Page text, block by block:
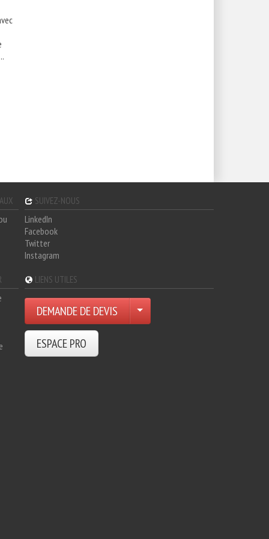
SUIVEZ-NOUS
LinkedIn
Facebook
Twitter
Instagram
LIENS UTILES
DEMANDE DE DEVIS
ESPACE PRO